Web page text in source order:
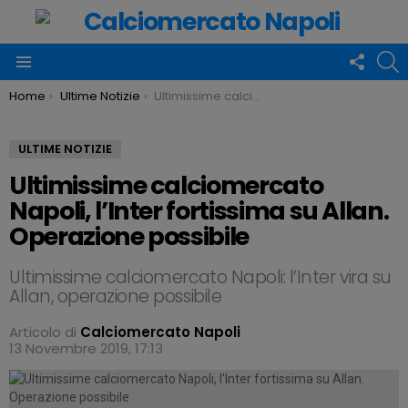
US
You are here:
Home Ultime Notizie Ultimissime calciomercato Napoli, l’Inter fortissima su Allan. Operazione possibile
ULTIME NOTIZIE
Ultimissime calciomercato
Napoli, l’Inter fortissima su Allan.
Operazione possibile
Ultimissime calciomercato Napoli: l’Inter vira su
Allan, operazione possibile
Articolo di Calciomercato Napoli
13 Novembre 2019, 17:13